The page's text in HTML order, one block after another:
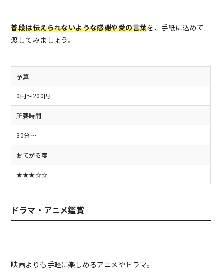
普段は伝えられないような感謝や愛の言葉を、手紙に込めて
渡してみましょう。
予算
0円～200円
所要時間
30分～
おてがる度
★★★☆☆
ドラマ・アニメ鑑賞
映画よりも手軽に楽しめるアニメやドラマ。